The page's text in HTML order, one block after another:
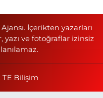
İçerikten yazarları
ve fotoğraflar izinsiz
TE Bilişim